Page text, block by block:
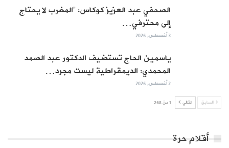
الصحفي عبد العزيز كوكاس: “المغرب لا يحتاج
إلى محترفي…
3 أغسطس, 2026
ياسمين الحاج تستضيف الدكتور عبد الصمد
المحمدي: الديمقراطية ليست مجرد…
2 أغسطس, 2026
السابق التالي 1 من 268
أقلام حرة